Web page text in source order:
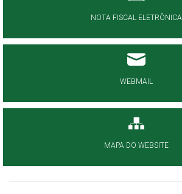
NOTA FISCAL ELETRÔNICA
WEBMAIL
MAPA DO WEBSITE